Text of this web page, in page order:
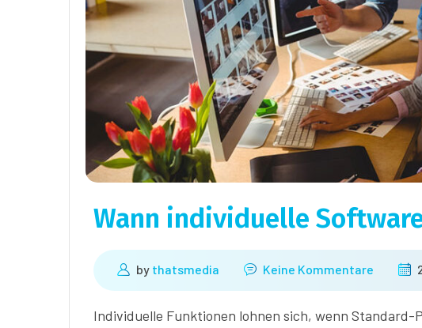
Wann individuelle
by thatsmedia Keine Kommentare
Individuelle Funktionen lohnen sich, wenn Standard-